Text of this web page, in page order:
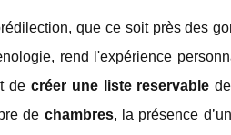
que ce soit près des
rend l'expérience
de créer une liste reservable
de chambres, la présence